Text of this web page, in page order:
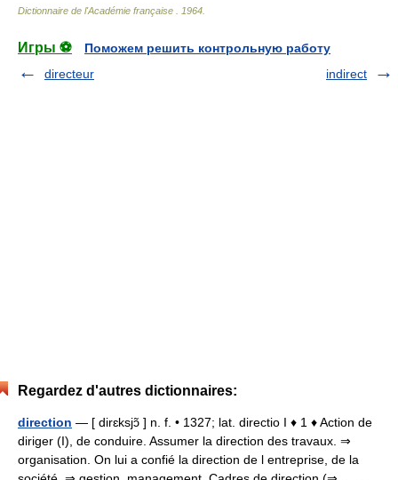
Dictionnaire de l'Académie française 1964
Игры ⚽
Поможем решить контрольную работу
directeur
indirect
Regardez d'autres dictionnaires:
direction — [ dirɛksjɔ̃ ] n. f. • 1327; lat. directio I ♦ 1 ♦ Action de
diriger (I), de conduire. Assumer la direction des travaux. ⇒
organisation. On lui a confié la direction de l entreprise, de la